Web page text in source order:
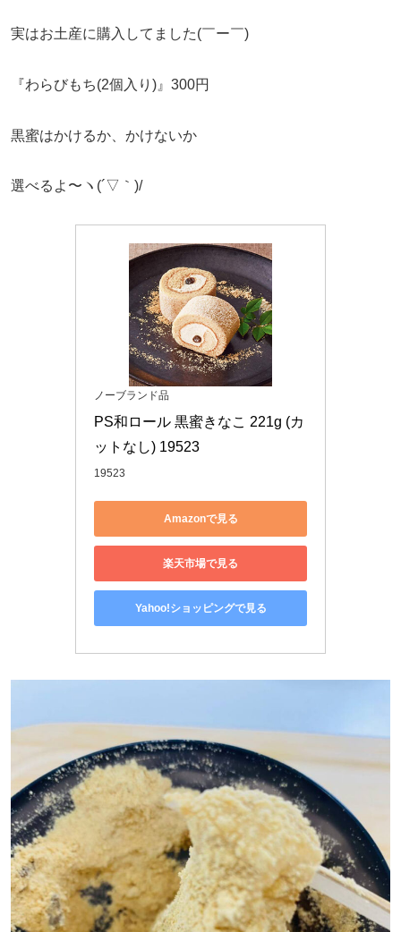
実はお土産に購入してました(￣ー￣)
『わらびもち(2個入り)』300円
黒蜜はかけるか、かけないか
選べるよ〜ヽ(´▽｀)/
ノーブランド品
PS和ロール 黒蜜きなこ 221g (カ
ットなし) 19523
19523
Amazonで見る
楽天市場で見る
Yahoo!ショッピングで見る